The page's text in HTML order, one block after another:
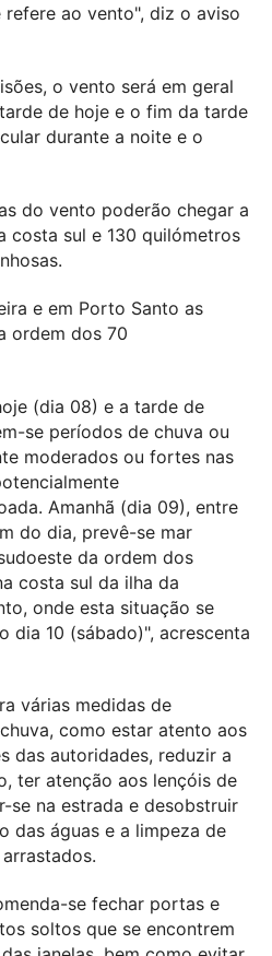
ao vento", diz o aviso
o vento será em geral
de hoje e o fim da tarde
durante a noite e o
do vento poderão chegar a
costa sul e 130 quilómetros
e em Porto Santo as
ordem dos 70
(dia 08) e a tarde de
se períodos de chuva ou
moderados ou fortes nas
Amanhã (dia 09), entre
do dia, prevê-se mar
da ordem dos
costa sul da ilha da
onde esta situação se
dia 10 (sábado)", acrescenta
várias medidas de
como estar atento aos
das autoridades, reduzir a
ter atenção aos lençóis de
se na estrada e desobstruir
das águas e a limpeza de
se fechar portas e
soltos que se encontrem